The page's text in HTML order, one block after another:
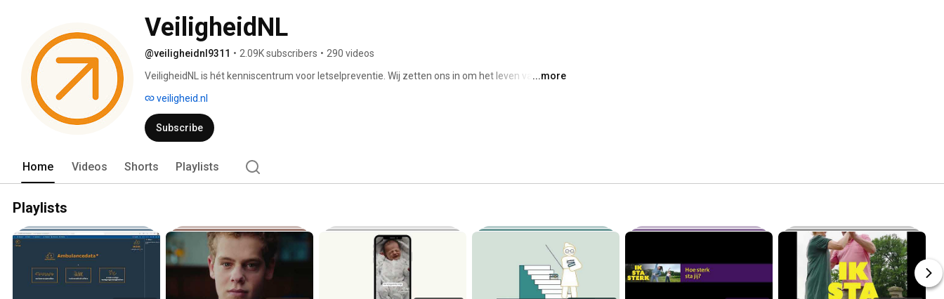
VeiligheidNL
@veiligheidnl9311 • 2.09K subscribers • 290 videos
VeiligheidNL is hét kenniscentrum voor letselpreventie. Wij zetten ons in om het leven van ...more
veiligheid.nl
Subscribe
Home Videos Shorts Playlists
Playlists